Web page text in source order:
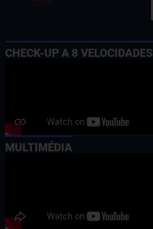
CHECK-UP A 8 VELOCIDADES
MULTIMÉDIA